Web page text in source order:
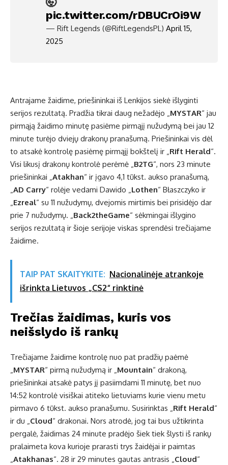
pic.twitter.com/rDBUCrOi9W
— Rift Legends (@RiftLegendsPL) April 15,
2025
Antrajame žaidime, priešininkai iš Lenkijos siekė išlyginti
serijos rezultatą. Pradžia tikrai daug nežadėjo „MYSTAR“ jau
pirmąją žaidimo minutę pasiėme pirmąjį nužudymą bei jau 12
minute turėjo dviejų drakonų pranašumą. Priešininkai vis dėl
to atsakė kontrolę pasiėmę pirmąjį bokštelį ir „Rift Herald“.
Visi likusį drakonų kontrolė perėmė „B2TG“, nors 23 minute
priešininkai „Atakhan“ ir įgavo 4,1 tūkst. aukso pranašumą,
„AD Carry“ rolėje vedami Dawido „Lothen“ Błaszczyko ir
„Ezreal“ su 11 nužudymų, dvejomis mirtimis bei prisidėjo dar
prie 7 nužudymų. „Back2theGame“ sėkmingai išlygino
serijos rezultatą ir šioje serijoje viskas sprendėsi trečiajame
žaidime.
TAIP PAT SKAITYKITE: Nacionalinėje atrankoje
išrinkta Lietuvos „CS2“ rinktinė
Trečias žaidimas, kuris vos
neišslydo iš rankų
Trečiajame žaidime kontrolę nuo pat pradžių paėmė
„MYSTAR“ pirmą nužudymą ir „Mountain“ drakoną,
priešininkai atsakė patys jį pasiimdami 11 minutę, bet nuo
14:52 kontrolė visiškai atiteko lietuviams kurie vienu metu
pirmavo 6 tūkst. aukso pranašumu. Susirinktas „Rift Herald“
ir du „Cloud“ drakonai. Nors atrodė, jog tai bus užtikrinta
pergalė, žaidimas 24 minute pradėjo šiek tiek šlysti iš rankų
pralaimeta kova kurioje prarasti trys žaidėjai ir paimtas
„Atakhanas“. 28 ir 29 minutes gautas antrasis „Cloud“